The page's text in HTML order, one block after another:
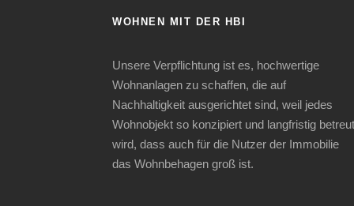
WOHNEN MIT DER HBI
Unsere Verpflichtung ist es, hochwertige
Wohnanlagen zu schaffen, die auf
Nachhaltigkeit ausgerichtet sind, weil jedes
Wohnobjekt so konzipiert und langfristig betreut
wird, dass auch für die Nutzer der Immobilie
das Wohnbehagen groß ist.